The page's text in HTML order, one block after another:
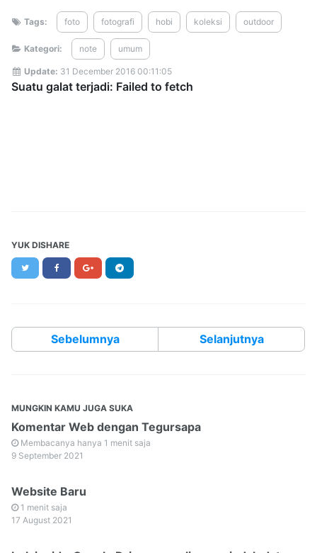
Tags: foto fotografi hobi koleksi outdoor
Kategori: note umum
Update: 31 December 2016 00:11:05
YUK DISHARE
Twitter FacebookGoogle+
Sebelumnya Selanjutnya
MUNGKIN KAMU JUGA SUKA
Komentar Web dengan Tegursapa
Membacanya hanya 1 menit saja
9 September 2021
Website Baru
1 menit saja
17 August 2021